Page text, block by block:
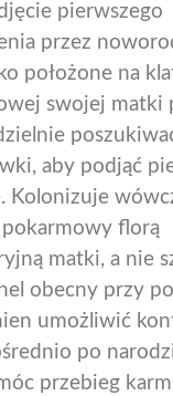
pierwszego
przez
położone na
swojej matki
aby podjąć
Kolonizuje
pokarmowy florą
matki, a nie
obecny przy
umożliwić
po
przebieg